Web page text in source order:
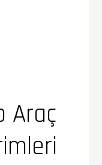
Araç